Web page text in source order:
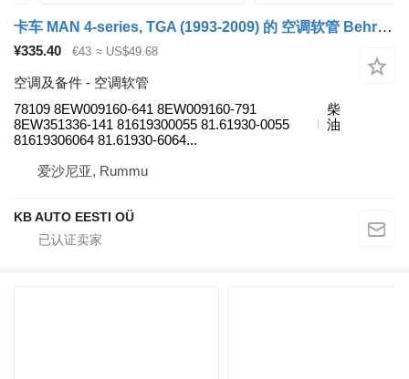
卡车 MAN 4-series, TGA (1993-2009) 的 空调软管 Behr TGA 18.400 (01.00-) 78109
¥335.40 €43 ≈ US$49.68
空调及备件 - 空调软管
78109 8EW009160-641 8EW009160-791
8EW351336-141 81619300055 81.61930-0055
81619306064 81.61930-6064...
柴
油
爱沙尼亚, Rummu
KB AUTO EESTI OÜ